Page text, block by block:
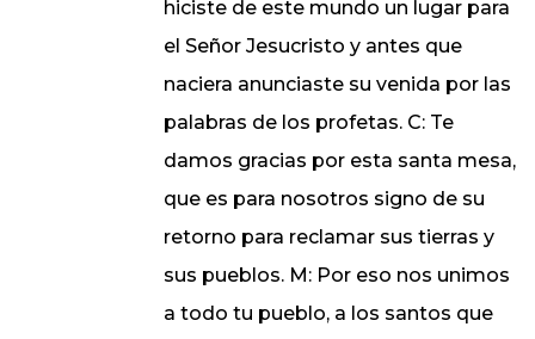
hiciste de este mundo un lugar para
el Señor Jesucristo y antes que
naciera anunciaste su venida por las
palabras de los profetas. C: Te
damos gracias por esta santa mesa,
que es para nosotros signo de su
retorno para reclamar sus tierras y
sus pueblos. M: Por eso nos unimos
a todo tu pueblo, a los santos que